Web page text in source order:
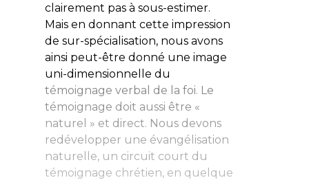
clairement pas à sous-estimer.
Mais en donnant cette impression
de sur-spécialisation, nous avons
ainsi peut-être donné une image
uni-dimensionnelle du
témoignage verbal de la foi. Le
témoignage doit aussi être «
naturel » et direct. Nous devons
redévelopper une évangélisation
naturelle, un circuit court du
témoignage chrétien, en quelque